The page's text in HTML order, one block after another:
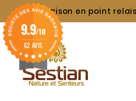
 Livraison en point
9.9/10
62 AVIS